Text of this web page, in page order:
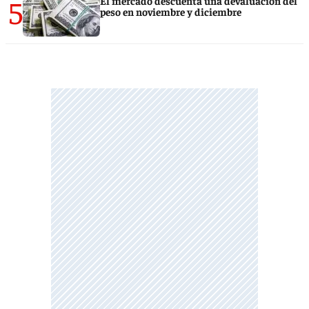
5
peso en noviembre y diciembre